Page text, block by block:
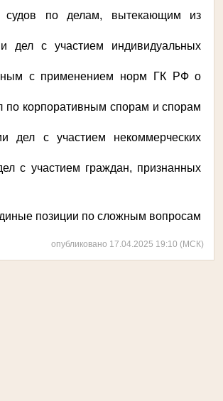
судов по делам, вытекающим из
дел с участием индивидуальных
с применением норм ГК РФ о
по корпоративным спорам и спорам
дел с участием некоммерческих
с участием граждан, признанных
позиции по сложным вопросам
опубликовано 17.04.2025 19:10 (МСК)